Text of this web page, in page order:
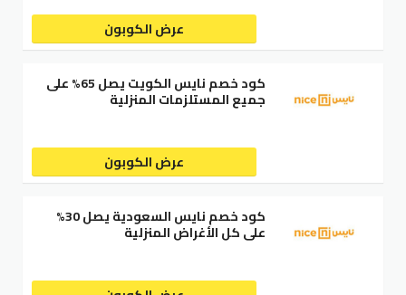
عرض الكوبون
كود خصم نايس الكويت يصل 65% على
جميع المستلزمات المنزلية
عرض الكوبون
كود خصم نايس السعودية يصل 30%
على كل الأغراض المنزلية